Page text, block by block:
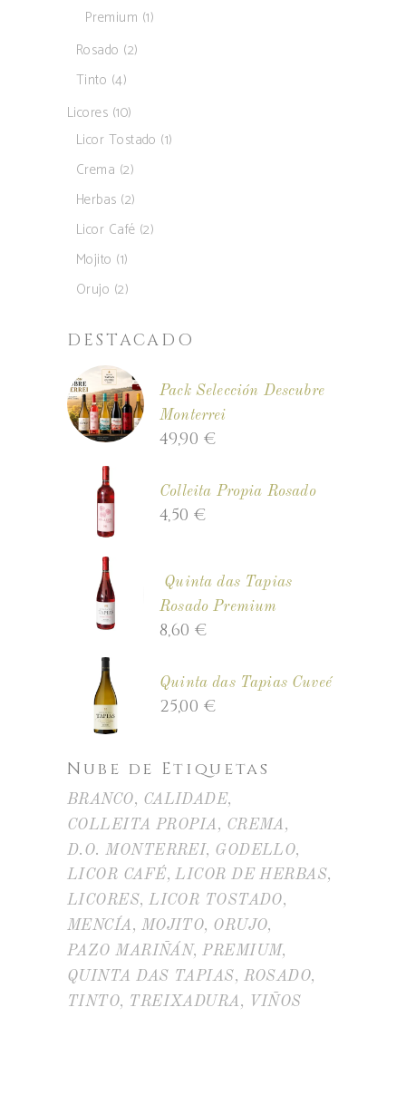
produtos
Premium 11
Rosado 22
Tinto 44
produtos
Licores 1010
produtos
Licor Tostado 11
Crema 22
produtos
Herbas 22
produtos
Licor Café 22
Mojito 11
produto
Orujo 22
DESTACADO
Pack Selección Descubre
Monterrei
49,90 €
Colleita Propia Rosado
4,50€
Quinta das Tapias
Rosado Premium
8,60€
Quinta das Tapias Cuveé
25,00 €
Nube de Etiquetas
BRANCO
CALIDADE
COLLEITA PROPIA
CREMA
D.O. MONTERREI
GODELLO
LICOR CAFÉ
LICOR DE HERBAS
LICORES
LICOR TOSTADO
MENCÍA
MOJITO
ORUJO
PAZO MARIÑÁN
PREMIUM
QUINTA DAS TAPIAS
ROSADO
TINTO
TREIXADURA VIÑOS